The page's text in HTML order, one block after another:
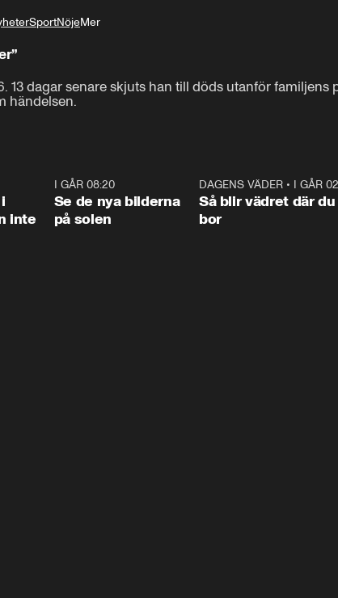
SportNöjeMer
13 dagar senare skjuts han till döds utanför familjens
händelsen.
inte
I GÅR 08:20
Se de nya bilderna
på solen
DAGENS VÄDER• I GÅR
Så blir vädret där du
bor